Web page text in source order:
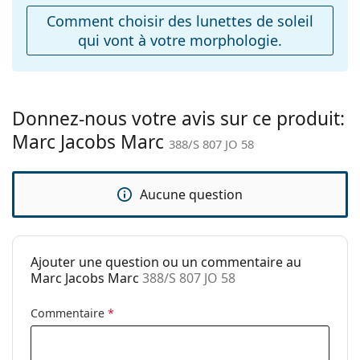
ajustables:
Accessoires
Étui:
Oui
nettoyage:
Autres
Lunettes de soleil
Marque:
Marc Jacobs
Code:
388/S 807 JO 58
Comment choisir des lunettes de soleil
qui vont à votre morphologie.
Donnez-nous votre avis sur ce produit:
Marc Jacobs Marc 388/S 807 JO 58
Aucune question
Ajouter une question ou un commentaire au
Marc Jacobs Marc 388/S 807 JO 58
Commentaire *